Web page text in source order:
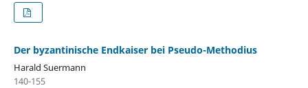
Der byzantinische Endkaiser bei Pseudo-Methodius
Harald Suermann
140-155